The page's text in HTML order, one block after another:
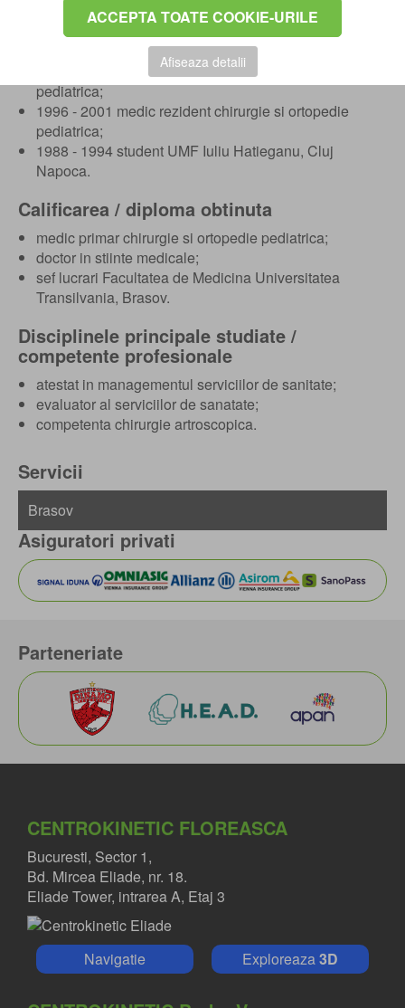
ACCEPTA TOATE COOKIE-URILE
Afiseaza detalii
2008 - prezent medic primar chirurgie si ortopedie
pediatrica;
2005 - 2010 doctorand UMF, Targu Mures;
2001 - 2008 medic specialist chirurgie si ortopedie
pediatrica;
1996 - 2001 medic rezident chirurgie si ortopedie
pediatrica;
1988 - 1994 student UMF Iuliu Hatieganu, Cluj
Napoca.
Calificarea / diploma obtinuta
medic primar chirurgie si ortopedie pediatrica;
doctor in stiinte medicale;
sef lucrari Facultatea de Medicina Universitatea
Transilvania, Brasov.
Disciplinele principale studiate /
competente profesionale
atestat in managementul serviciilor de sanitate;
evaluator al serviciilor de sanatate;
competenta chirurgie artroscopica.
Servicii
Asiguratori privati
Parteneriate
CENTROKINETIC FLOREASCA
Bucuresti, Sector 1,
Bd. Mircea Eliade, nr. 18.
Eliade Tower, intrarea A, Etaj 3
Navigatie Exploreaza3D